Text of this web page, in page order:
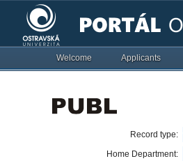
Welcome Applicants
Record type:
Home Department: